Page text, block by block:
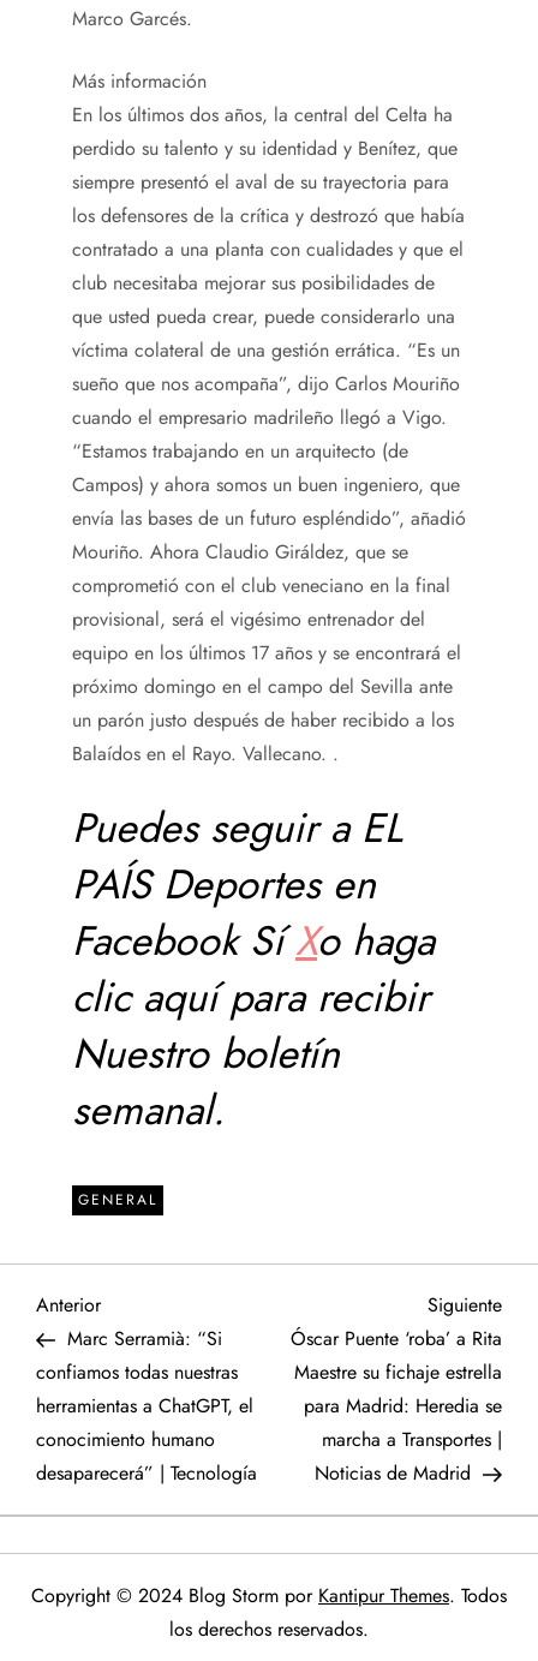
Marco Garcés.
Más información
En los últimos dos años, la central del Celta ha
perdido su talento y su identidad y Benítez, que
siempre presentó el aval de su trayectoria para
los defensores de la crítica y destrozó que había
contratado a una planta con cualidades y que el
club necesitaba mejorar sus posibilidades de
que usted pueda crear, puede considerarlo una
víctima colateral de una gestión errática. “Es un
sueño que nos acompaña”, dijo Carlos Mouriño
cuando el empresario madrileño llegó a Vigo.
“Estamos trabajando en un arquitecto (de
Campos) y ahora somos un buen ingeniero, que
envía las bases de un futuro espléndido”, añadió
Mouriño. Ahora Claudio Giráldez, que se
comprometió con el club veneciano en la final
provisional, será el vigésimo entrenador del
equipo en los últimos 17 años y se encontrará el
próximo domingo en el campo del Sevilla ante
un parón justo después de haber recibido a los
Balaídos en el Rayo. Vallecano. .
Puedes seguir a EL
PAÍS Deportes en
FacebookSíXo haga
clic aquí para recibir
Nuestro boletín
semanal.
GENERAL
N
a
v
e
g
a
Entrada
anterior
Anterior
Marc Serramià: “Si
confiamos todas nuestras
herramientas a ChatGPT, el
conocimiento humano
desaparecerá” | Tecnología
Siguiente
Óscar Puente ‘roba’ a Rita
Maestre su fichaje estrella
para Madrid: Heredia se
marcha a Transportes |
Noticias de Madrid
Copyright © 2024 Blog Storm por Kantipur Themes. Todos
los derechos reservados.